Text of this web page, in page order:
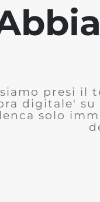
presi il
digitale' su
solo